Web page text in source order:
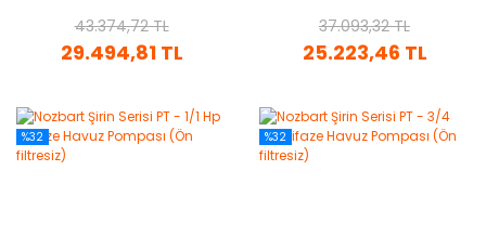
29.494,81 TL
43.374,72 TL
25.223,46 TL
37.093,32 TL
%32 %32